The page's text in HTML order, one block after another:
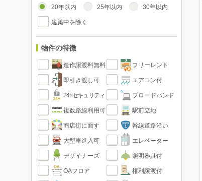
20年以内 25年以内 30年以内
建築中を除く
物件の特徴
造作譲渡料無料 フリーレント
即引き渡し可 エアコン付
24hセキュリティ ブロードバンド
複数路線利用可 駅前立地
商店街に面す 幹線道路沿い
大型車進入可 エレベーター
デザイナーズ 照明器具付
OAフロア 権利譲渡付